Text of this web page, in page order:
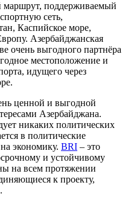
маршрут, поддерживаемый
сеть,
Каспийское море,
Азербайджанская
очень выгодного партнёра
местоположение и
идущего через
ценной и выгодной
Азербайджана.
никаких политических
в политические
экономику. BRI – это
и устойчивому
на всем протяжении
к проекту,